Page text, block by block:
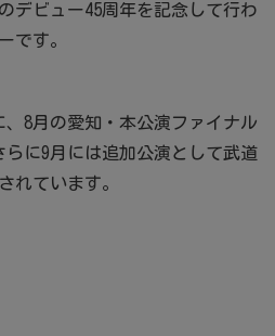
デビュー45周年を記念して行わ
です。
8月の愛知・本公演ファイナル
らに9月には追加公演として武道
れています。